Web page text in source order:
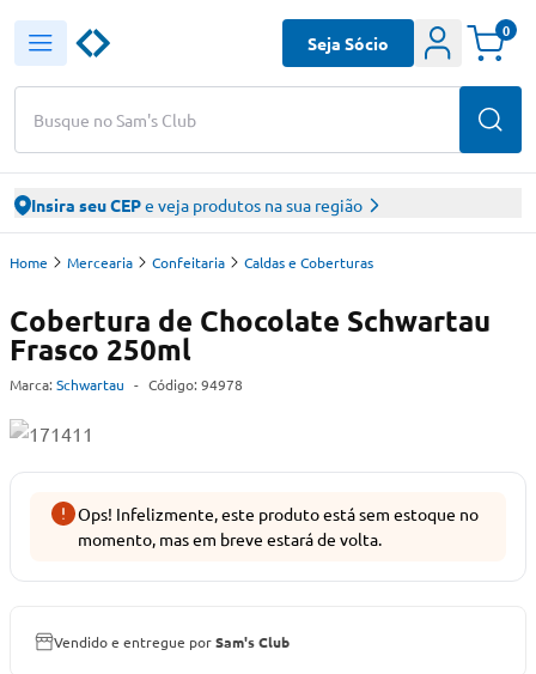
Busque no Sam's Club
Seja Sócio
0
Insira seu CEPe veja produtos na sua região
Home Mercearia Confeitaria Caldas e Coberturas
Cobertura de Chocolate Schwartau
Frasco 250ml
Marca: Schwartau - Código: 94978
Ops! Infelizmente, este produto está sem estoque no
momento, mas em breve estará de volta.
Vendido e entregue porSam's Club